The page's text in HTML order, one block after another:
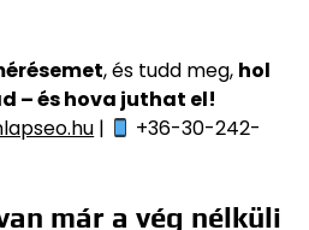
, és tudd meg, hol
– és hova juthat el!
|
+36-30-242-
már a vég nélküli